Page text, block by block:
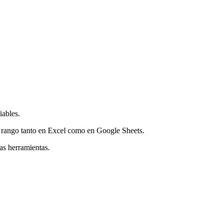
tanto en Excel como en Google Sheets.
herramientas.